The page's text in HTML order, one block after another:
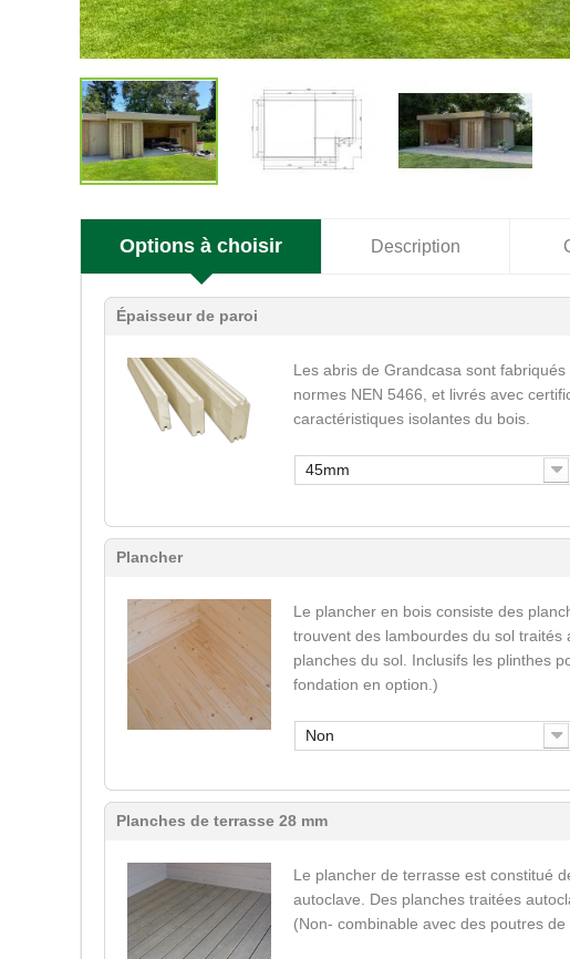
Options à choisir Description
Épaisseur de paroi
Les abris de Grandcasa sont
normes NEN 5466, et livrés avec
caractéristiques isolantes du bois.
45mm
Plancher
Le plancher en bois consiste des
trouvent des lambourdes du sol
planches du sol. Inclusifs les plinthes
fondation en option.)
Non
Planches de terrasse 28 mm
Le plancher de terrasse est constitué
autoclave. Des planches traitées
(Non- combinable avec des poutres de